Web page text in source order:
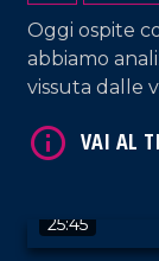
Oggi ospite
abbiamo
vissuta dalle
Biodiversità
25:45